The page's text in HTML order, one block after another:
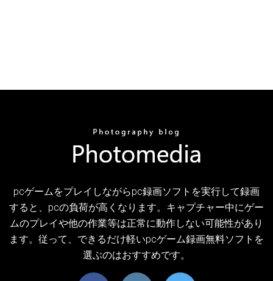
pcゲームをプレイしながらpc録画ソフトを実行して録画
すると、pcの負荷が高くなります。キャプチャー中にゲー
ムのプレイや他の作業等は正常に動作しない可能性があり
ます。従って、できるだけ軽いpcゲーム録画無料ソフトを
選ぶのはおすすめです。